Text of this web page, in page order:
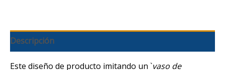
Descripción
Este diseño de producto imitando un `vaso de